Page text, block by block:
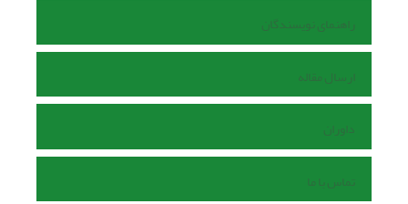
راهنمای نویسندگان
ارسال مقاله
داوران
تماس با ما